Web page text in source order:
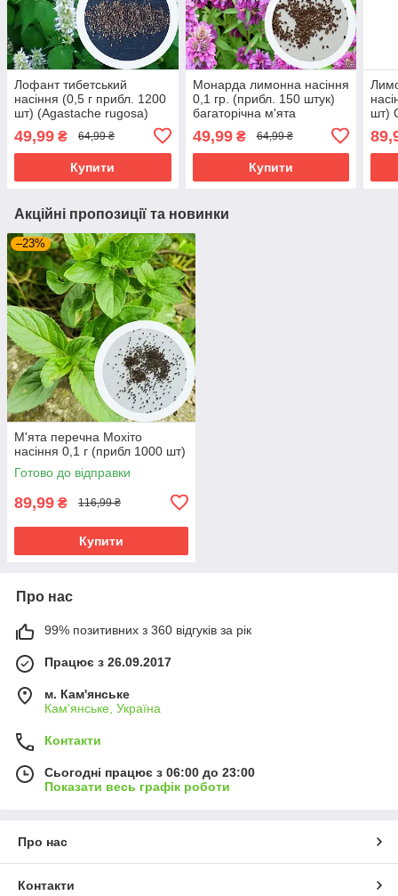
Лофант тибетський
насіння (0,5 г прибл. 1200
шт) (Agastache rugosa)
індійська м'ята корейська
багатоколосник
49,99 ₴ 64,99 ₴
Купити
Монарда лимонна насіння
0,1 гр. (прибл. 150 штук)
багаторічна м'ята
червона рута (Monarda
citriodora)
49,99₴ 64,99 ₴
Купити
шт)
Акційні пропозиції та новинки
–23%
М'ята перечна Мохіто
насіння 0,1 г (прибл 1000 шт)
Готово до відправки
89,99 ₴ 116,99 ₴
Купити
Про нас
99% позитивних з 360 відгуків за рік
Працює з 26.09.2017
м. Кам'янське
Кам'янське, Україна
Контакти
Сьогодні працює з 06:00 до 23:00
Показати весь графік роботи
Про нас
Контакти